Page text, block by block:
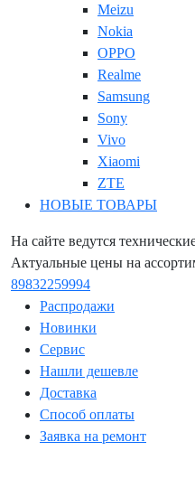
Meizu
Nokia
OPPO
Realme
Samsung
Sony
Vivo
Xiaomi
ZTE
НОВЫЕ ТОВАРЫ
На сайте ведутся
Актуальные цены на
89832259994
Распродажи
Новинки
Сервис
Нашли дешевле
Доставка
Способ оплаты
Заявка на ремонт